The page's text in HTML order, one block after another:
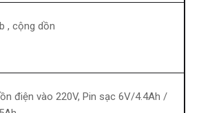
, cộng dồn
điện vào 220V, Pin sạc 6V/4.4Ah /